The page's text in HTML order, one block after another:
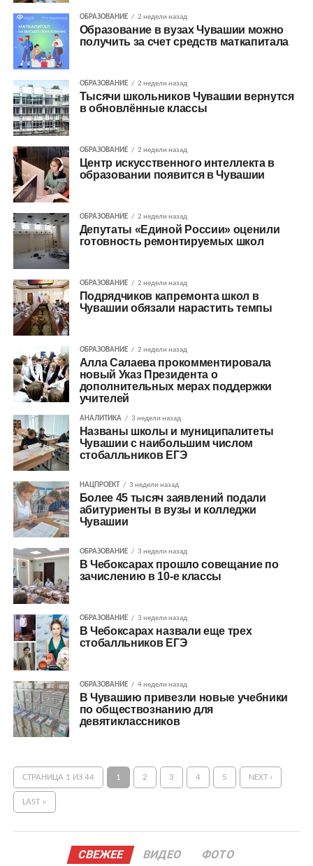
ОБРАЗОВАНИЕ 2 недели назад
Образование в вузах Чувашии можно
получить за счет средств маткапитала
ОБРАЗОВАНИЕ 2 недели назад
Тысячи школьников Чувашии вернутся
в обновлённые классы
ОБРАЗОВАНИЕ 2 недели назад
Центр искусственного интеллекта в
образовании появится в Чувашии
ОБРАЗОВАНИЕ 2 недели назад
Депутаты «Единой России» оценили
готовность ремонтируемых школ
ОБРАЗОВАНИЕ 2 недели назад
Подрядчиков капремонта школ в
Чувашии обязали нарастить темпы
ОБРАЗОВАНИЕ 2 недели назад
Алла Салаева прокомментировала
новый Указ Президента о
дополнительных мерах поддержки
учителей
АНАЛИТИКА 3 недели назад
Названы школы и муниципалитеты
Чувашии с наибольшим числом
стобалльников ЕГЭ
НАЦПРОЕКТ 3 недели назад
Более 45 тысяч заявлений подали
абитуриенты в вузы и колледжи
Чувашии
ОБРАЗОВАНИЕ 3 недели назад
В Чебоксарах прошло совещание по
зачислению в 10-е классы
ОБРАЗОВАНИЕ 3 недели назад
В Чебоксарах назвали еще трех
стобалльников ЕГЭ
ОБРАЗОВАНИЕ 4 недели назад
В Чувашию привезли новые учебники
по обществознанию для
девятиклассников
СТРАНИЦА 1 ИЗ 44 1 2 3 4 5 NEXT ›
LAST »
СВЕЖЕЕ ВИДЕО ФОТО